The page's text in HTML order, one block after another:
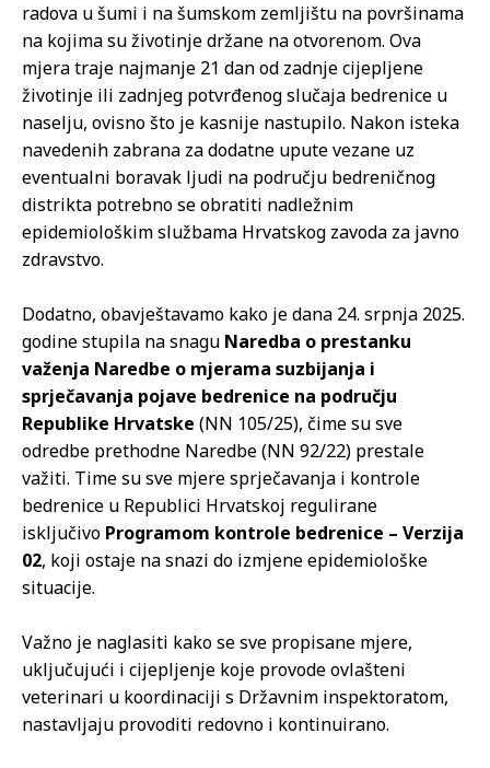
radova u šumi i na šumskom zemljištu na površinama
na kojima su životinje držane na otvorenom. Ova
mjera traje najmanje 21 dan od zadnje cijepljene
životinje ili zadnjeg potvrđenog slučaja bedrenice u
naselju, ovisno što je kasnije nastupilo. Nakon isteka
navedenih zabrana za dodatne upute vezane uz
eventualni boravak ljudi na području bedreničnog
distrikta potrebno se obratiti nadležnim
epidemiološkim službama Hrvatskog zavoda za javno
zdravstvo.
Dodatno, obavještavamo kako je dana 24. srpnja 2025.
godine stupila na snagu Naredba o prestanku
važenja Naredbe o mjerama suzbijanja i
sprječavanja pojave bedrenice na području
Republike Hrvatske (NN 105/25), čime su sve
odredbe prethodne Naredbe (NN 92/22) prestale
važiti. Time su sve mjere sprječavanja i kontrole
bedrenice u Republici Hrvatskoj regulirane
isključivo Programom kontrole bedrenice – Verzija
02, koji ostaje na snazi do izmjene epidemiološke
situacije.
Važno je naglasiti kako se sve propisane mjere,
uključujući i cijepljenje koje provode ovlašteni
veterinari u koordinaciji s Državnim inspektoratom,
nastavljaju provoditi redovno i kontinuirano.